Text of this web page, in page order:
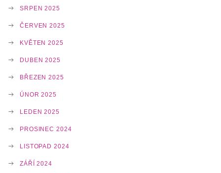
N
SRPEN 2025
ČERVEN 2025
KVĚTEN 2025
DUBEN 2025
BŘEZEN 2025
ÚNOR 2025
LEDEN 2025
PROSINEC 2024
LISTOPAD 2024
ZÁŘÍ 2024